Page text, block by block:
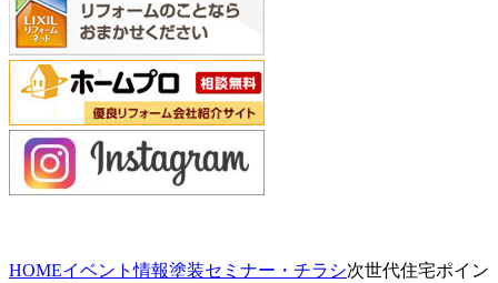
HOMEイベント情報塗装セミナー・チラシ次世代住宅ポイン